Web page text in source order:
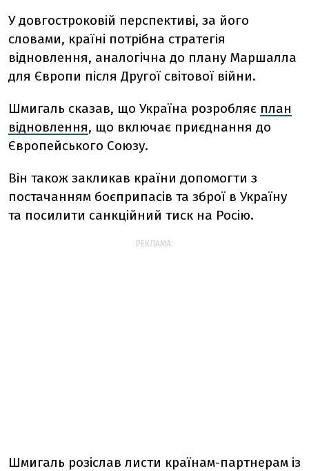
У довгостроковій перспективі, за його
словами, країні потрібна стратегія
відновлення, аналогічна до плану Маршалла
для Європи після Другої світової війни.
Шмигаль сказав, що Україна розробляє план
відновлення, що включає приєднання до
Європейського Союзу.
Він також закликав країни допомогти з
постачанням боєприпасів та зброї в Україну
та посилити санкційний тиск на Росію.
РЕКЛАМА:
Шмигаль розіслав листи країнам-партнерам із